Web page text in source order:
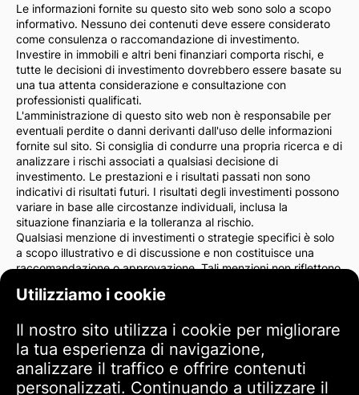
Utilizziamo i cookie
Il nostro sito utilizza i cookie per migliorare
la tua esperienza di navigazione,
analizzare il traffico e offrire contenuti
personalizzati. Continuando a utilizzare il
Le informazioni fornite su questo sito web sono solo a scopo
informativo. Nessuno dei contenuti deve essere considerato
come consulenza o raccomandazione di investimento.
Investire in immobili e altri beni finanziari comporta rischi, e
tutte le decisioni di investimento dovrebbero essere basate su
una tua attenta considerazione e consultazione con
professionisti qualificati.
L'amministrazione di questo sito web non è responsabile per
eventuali perdite o danni derivanti dall'uso delle informazioni
fornite sul sito. Si consiglia di condurre una propria ricerca e di
analizzare i rischi associati a qualsiasi decisione di
investimento. Le prestazioni e i risultati passati non sono
indicativi di risultati futuri. I risultati degli investimenti possono
variare in base alle circostanze individuali, inclusa la
situazione finanziaria e la tolleranza al rischio.
Qualsiasi menzione di investimenti o strategie specifici è solo
a scopo illustrativo e di discussione e non costituisce una
raccomandazione o approvazione. Tali menzioni non riflettono
Consigliamo vivamente di consultare un consulente finanziario
l'unico responsabile delle tue azioni di investimento e dei rischi
ad esse associati.
Utilizzando questo sito web, accetti che l'amministrazione del
sito non è responsabile per eventuali perdite o danni diretti o
indiretti derivanti dall'uso delle informazioni fornite sul sito.